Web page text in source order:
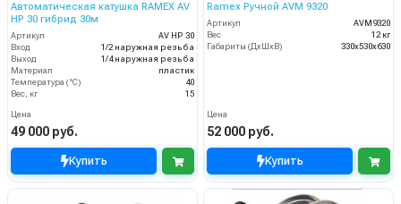
Автоматическая катушка RAMEX AV
HP 30 гибрид 30м
Артикул
AV HP 30
Вход
1/2 наружная резьба
Выход
1/4 наружная резьба
Материал
пластик
Температура (°C)
40
Вес, кг
15
Цена
49 000 руб.
Купить
Ramex Ручной AVM 9320
Артикул
AVM9320
Вес
12 кг
Габариты (ДхШхВ)
330x530x630
Цена
52 000 руб.
Купить